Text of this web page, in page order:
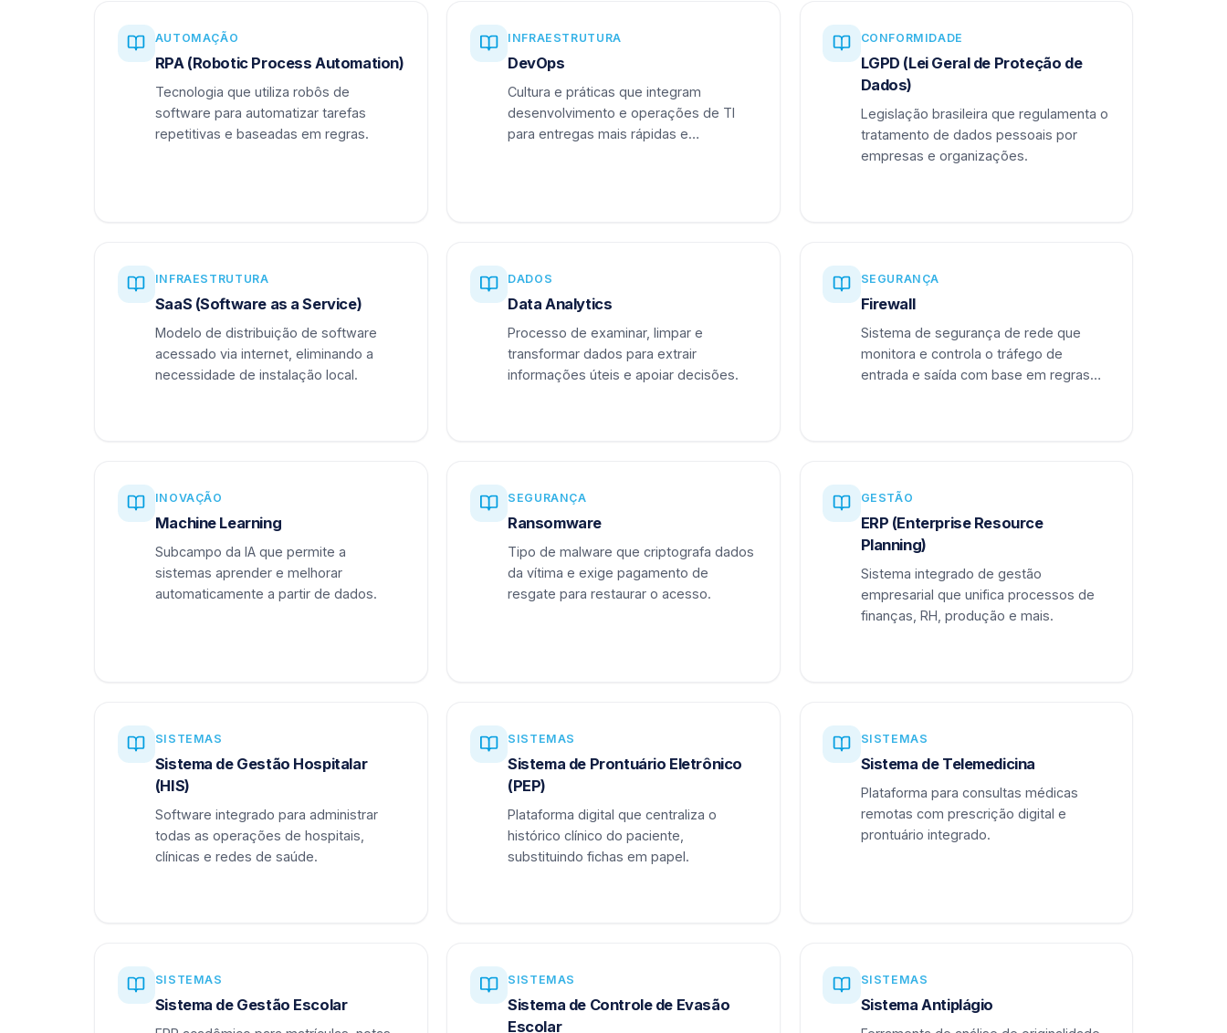
AUTOMAÇÃO
RPA (Robotic Process Automation)
Tecnologia que utiliza robôs de
software para automatizar tarefas
repetitivas e baseadas em regras.
INFRAESTRUTURA
DevOps
Cultura e práticas que integram
desenvolvimento e operações de TI
para entregas mais rápidas e
CONFORMIDADE
LGPD (Lei Geral de Proteção de
Dados)
Legislação brasileira que regulamenta o
tratamento de dados pessoais por
empresas e organizações.
INFRAESTRUTURA
SaaS (Software as a Service)
Modelo de distribuição de software
acessado via internet, eliminando a
necessidade de instalação local.
DADOS
Data Analytics
Processo de examinar, limpar e
transformar dados para extrair
informações úteis e apoiar decisões.
SEGURANÇA
Firewall
Sistema de segurança de rede que
monitora e controla o tráfego de
entrada e saída com base em regras
INOVAÇÃO
Machine Learning
Subcampo da IA que permite a
sistemas aprender e melhorar
automaticamente a partir de dados.
SEGURANÇA
Ransomware
Tipo de malware que criptografa dados
da vítima e exige pagamento de
resgate para restaurar o acesso.
GESTÃO
ERP (Enterprise Resource
Planning)
Sistema integrado de gestão
empresarial que unifica processos de
finanças, RH, produção e mais.
SISTEMAS
Sistema de Gestão Hospitalar
(HIS)
Software integrado para administrar
todas as operações de hospitais,
clínicas e redes de saúde.
SISTEMAS
Sistema de Prontuário Eletrônico
(PEP)
Plataforma digital que centraliza o
histórico clínico do paciente,
substituindo fichas em papel.
SISTEMAS
Sistema de Telemedicina
Plataforma para consultas médicas
remotas com prescrição digital e
prontuário integrado.
SISTEMAS
Sistema de Gestão Escolar
SISTEMAS
Sistema de Controle de Evasão
Escolar
SISTEMAS
Sistema Antiplágio